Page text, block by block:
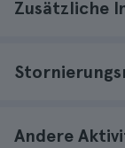
Zusätzliche
Andere